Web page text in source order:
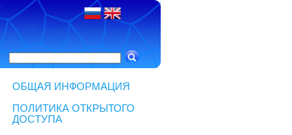
ОБЩАЯ ИНФОРМАЦИЯ
ПОЛИТИКА ОТКРЫТОГО
ДОСТУПА